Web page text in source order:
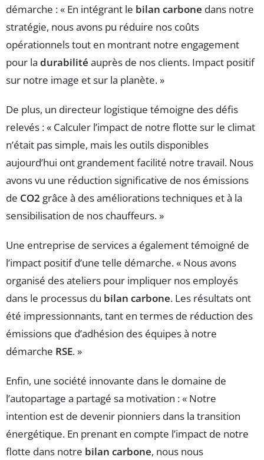
démarche : « En intégrant le bilan carbone dans notre
stratégie, nous avons pu réduire nos coûts
opérationnels tout en montrant notre engagement
pour la durabilité auprès de nos clients. Impact positif
sur notre image et sur la planète. »
De plus, un directeur logistique témoigne des défis
relevés : « Calculer l’impact de notre flotte sur le climat
n’était pas simple, mais les outils disponibles
aujourd’hui ont grandement facilité notre travail. Nous
avons vu une réduction significative de nos émissions
de CO2 grâce à des améliorations techniques et à la
sensibilisation de nos chauffeurs. »
Une entreprise de services a également témoigné de
l’impact positif d’une telle démarche. « Nous avons
organisé des ateliers pour impliquer nos employés
dans le processus du bilan carbone. Les résultats ont
été impressionnants, tant en termes de réduction des
émissions que d’adhésion des équipes à notre
démarche RSE. »
Enfin, une société innovante dans le domaine de
l’autopartage a partagé sa motivation : « Notre
intention est de devenir pionniers dans la transition
énergétique. En prenant en compte l’impact de notre
flotte dans notre bilan carbone, nous nous